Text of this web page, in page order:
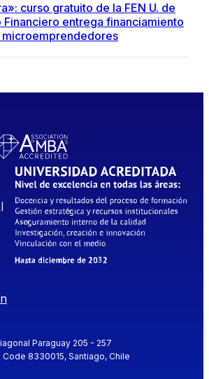
curso gratuito de la FEN U. de
Financiero entrega financiamiento
Paraguay 205 - 257
Code 8330015, Santiago, Chile